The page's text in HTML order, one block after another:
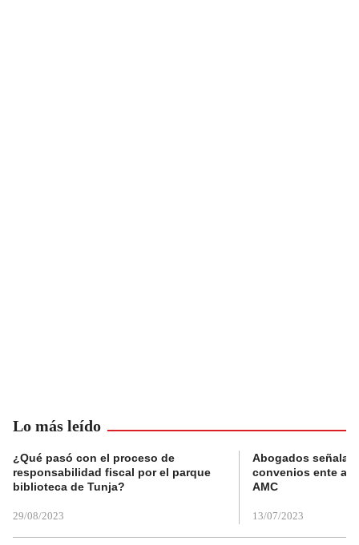
Lo más leído
¿Qué pasó con el proceso de
responsabilidad fiscal por el parque
biblioteca de Tunja?
29/08/2023
Abogados
convenios ente
AMC
13/07/2023